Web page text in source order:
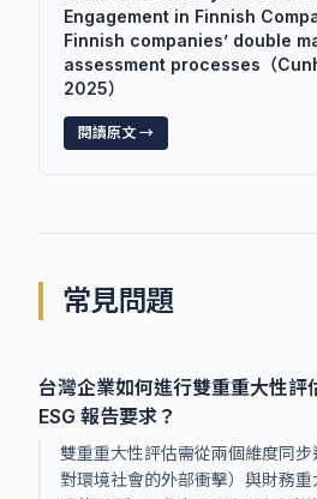
Engagement in Finnish
Finnish companies’ double
assessment processes（
2025）
閱讀原文 →
常見問題
台灣企業如何進行雙重重大性評
ESG 報告要求？
雙重重大性評估需從兩個維度同
對環境社會的外部衝擊）與財務